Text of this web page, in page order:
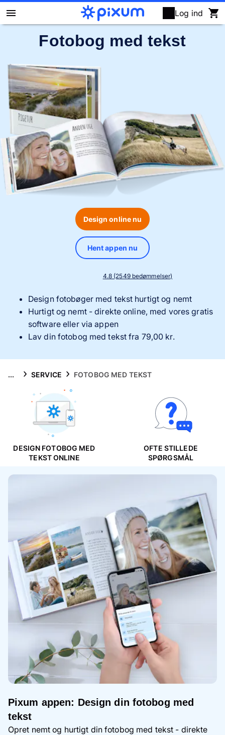
Log ind
Pixum fotobog
Fotokalendere
Fotofremkaldelse
Vægbilleder
Puslespil
Fotogaver
Fotobog med tekst
4.8 (2549 bedømmelser)
Design fotobøger med tekst hurtigt og nemt
Hurtigt og nemt - direkte online, med vores gratis
software eller via appen
Lav din fotobog med tekst fra 79,00 kr.
Design online nu
Hent appen nu
... SERVICE FOTOBOG MED TEKST
DESIGN FOTOBOG MED
TEKST ONLINE
OFTE STILLEDE
SPØRGSMÅL
Pixum appen: Design din fotobog med
tekst
Opret nemt og hurtigt din fotobog med tekst - direkte